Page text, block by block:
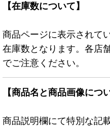
【在庫数について】
商品ページに表示されて
在庫数となります。各店
でご注意ください。
【商品名と商品画像につ
商品説明欄にて特別な記